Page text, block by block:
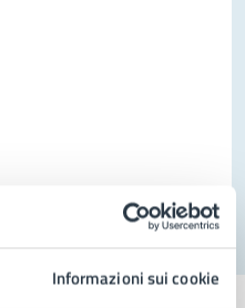
Informazioni sui cookie